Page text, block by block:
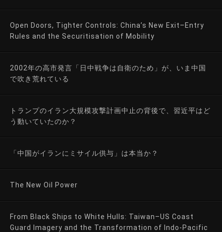
Open Doors, Tighter Controls: China’s New Exit–Entry
Rules and the Securitisation of Mobility
2002年の高市発言「日中戦争は自衛のため」が、いま中国
で吹き荒れている
トランプのイラン大規模攻撃計画中止の背後で、習近平はど
う動いていたのか？
「中国がイランにミサイル供与」は本当か？
The New Oil Power
From Black Ships to White Hulls: Taiwan–US Coast
Guard Imagery and the Transformation of Indo-Pacific